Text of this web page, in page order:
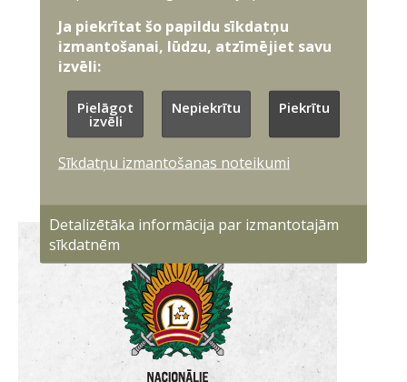
Ja piekrītat šo papildu sīkdatņu
izmantošanai, lūdzu, atzīmējiet savu
izvēli:
Pielāgot
izvēli
Nepiekrītu Piekrītu
Sīkdatņu izmantošanas noteikumi
Detalizētāka informācija par izmantotajām
sīkdatnēm